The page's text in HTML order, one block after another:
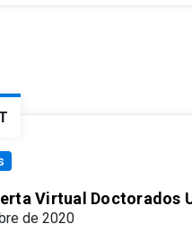
Virtual Doctorados
de 2020